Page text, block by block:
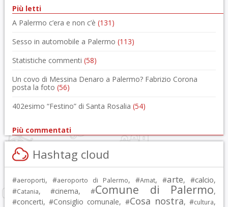
Più letti
A Palermo c’era e non c’è (131)
Sesso in automobile a Palermo (113)
Statistiche commenti (58)
Un covo di Messina Denaro a Palermo? Fabrizio Corona
posta la foto (56)
402esimo “Festino” di Santa Rosalia (54)
Più commentati
Hashtag cloud
#aeroporti, #aeroporto di Palermo, #Amat, #arte, #calcio,
#Catania, #cinema, #Comune di Palermo,
#concerti, #Consiglio comunale, #Cosa nostra, #cultura,